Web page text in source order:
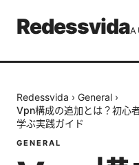
Redessvida
Redessvida › General ›
Vpn構成の追加とは？初心
学ぶ実践ガイド
GENERAL